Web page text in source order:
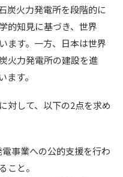
炭火力発電所を段階的に
的知見に基づき、世界
ます。一方、日本は世界
火力発電所の建設を進
す。
対して、以下の2点を求め
事業への公的支援を行わ
こと。